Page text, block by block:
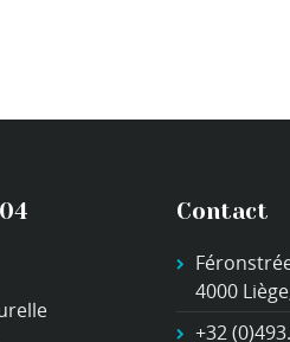
Contact
4000
+32